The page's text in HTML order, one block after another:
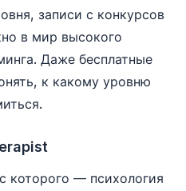
записи с конкурсов
в мир высокого
Даже бесплатные
к какому уровню
которого — психология